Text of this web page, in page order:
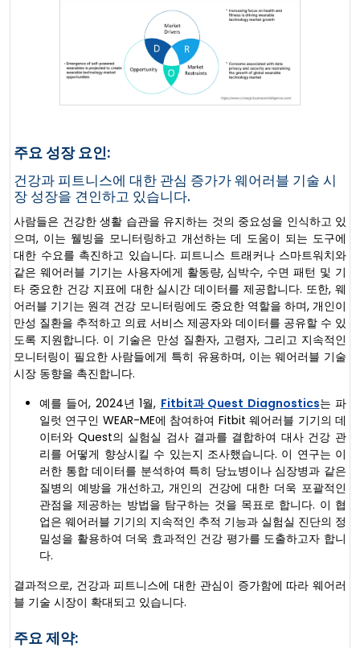
주요 성장 요인:
건강과 피트니스에 대한 관심 증가가 웨어러블 기술 시
장 성장을 견인하고 있습니다.
사람들은 건강한 생활 습관을 유지하는 것의 중요성을 인식하고 있
으며, 이는 웰빙을 모니터링하고 개선하는 데 도움이 되는 도구에
대한 수요를 촉진하고 있습니다. 피트니스 트래커나 스마트워치와
같은 웨어러블 기기는 사용자에게 활동량, 심박수, 수면 패턴 및 기
타 중요한 건강 지표에 대한 실시간 데이터를 제공합니다. 또한, 웨
어러블 기기는 원격 건강 모니터링에도 중요한 역할을 하며, 개인이
만성 질환을 추적하고 의료 서비스 제공자와 데이터를 공유할 수 있
도록 지원합니다. 이 기술은 만성 질환자, 고령자, 그리고 지속적인
모니터링이 필요한 사람들에게 특히 유용하며, 이는 웨어러블 기술
시장 동향을 촉진합니다.
예를 들어, 2024년 1월, Fitbit과 Quest Diagnostics는 파
일럿 연구인 WEAR-ME에 참여하여 Fitbit 웨어러블 기기의 데
이터와 Quest의 실험실 검사 결과를 결합하여 대사 건강 관
리를 어떻게 향상시킬 수 있는지 조사했습니다. 이 연구는 이
러한 통합 데이터를 분석하여 특히 당뇨병이나 심장병과 같은
질병의 예방을 개선하고, 개인의 건강에 대한 더욱 포괄적인
관점을 제공하는 방법을 탐구하는 것을 목표로 합니다. 이 협
업은 웨어러블 기기의 지속적인 추적 기능과 실험실 진단의 정
밀성을 활용하여 더욱 효과적인 건강 평가를 도출하고자 합니
다.
결과적으로, 건강과 피트니스에 대한 관심이 증가함에 따라 웨어러
블 기술 시장이 확대되고 있습니다.
주요 제약: